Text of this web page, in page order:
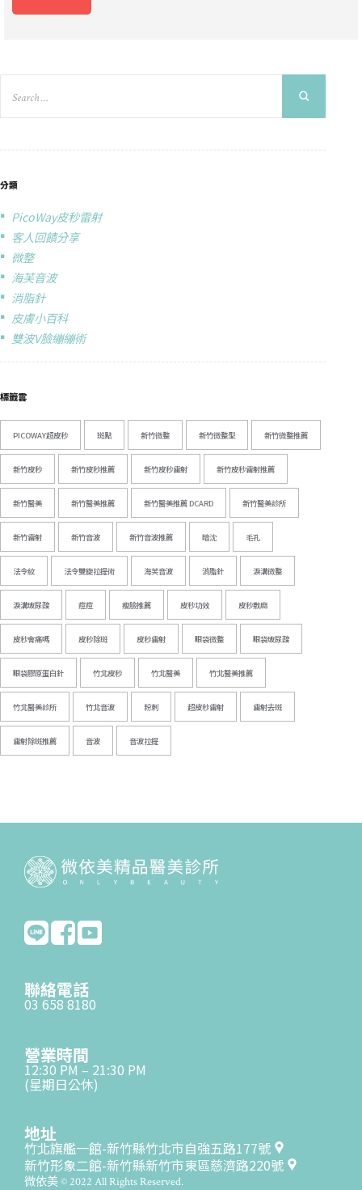
分類
PicoWay皮秒雷射
客人回饋分享
微整
海芙音波
消脂針
皮膚小百科
雙波V臉繃繃術
標籤雲
PICOWAY超皮秒 斑點 新竹微整 新竹微整型 新竹微整推薦
新竹皮秒 新竹皮秒推薦 新竹皮秒雷射 新竹皮秒雷射推薦
新竹醫美 新竹醫美推薦 新竹醫美推薦 DCARD 新竹醫美診所
新竹雷射 新竹音波 新竹音波推薦 暗沈 毛孔
法令紋 法令雙旋拉提術 海芙音波 消脂針 淚溝微整
淚溝玻尿酸 痘痘 瘦臉推薦 皮秒功效 皮秒敷麻
皮秒會痛嗎 皮秒除斑 皮秒雷射 眼袋微整 眼袋玻尿酸
眼袋膠原蛋白針 竹北皮秒 竹北醫美 竹北醫美推薦
竹北醫美診所 竹北音波 粉刺 超皮秒雷射 雷射去斑
雷射除斑推薦 音波 音波拉提
聯絡電話
03 658 8180
營業時間
12:30 PM – 21:30 PM
(星期日公休)
地址
竹北旗艦一館-新竹縣竹北市自強五路177號
新竹形象二館-新竹縣新竹市東區慈濟路220號
微依美 © 2022 All Rights Reserved.